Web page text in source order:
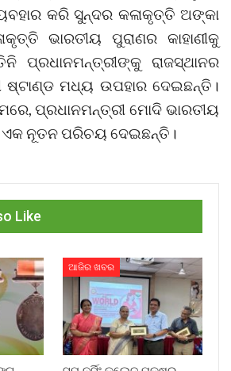
କରି ସୁନ୍ଦର କଳାକୃତ୍ତି ଅଙ୍କା
ଭାରତୀୟ ପୁରାଣର କାହାଣୀକୁ
ପ୍ରଧାନମନ୍ତ୍ରୀଙ୍କୁ ରାଜସ୍ଥାନର
ଷ୍ଟାଣ୍ଡ ମଧ୍ୟ ଉପହାର ଦେଇଛନ୍ତି।
ପ୍ରଧାନମନ୍ତ୍ରୀ ମୋଦି ଭାରତୀୟ
ଏକ ନୂତନ ପରିଚୟ ଦେଇଛନ୍ତି।
Like
ଆଜିର ଖବର